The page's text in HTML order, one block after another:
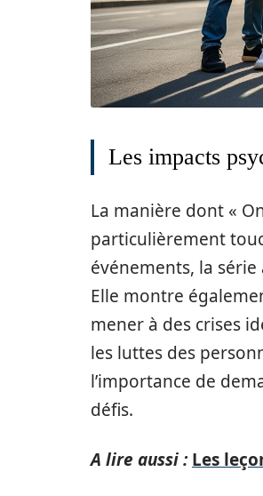
Les impacts
La manière dont «
particulièrement
événements, la
Elle montre
mener à des crises
les luttes des
l’importance de
défis.
A lire aussi : Les